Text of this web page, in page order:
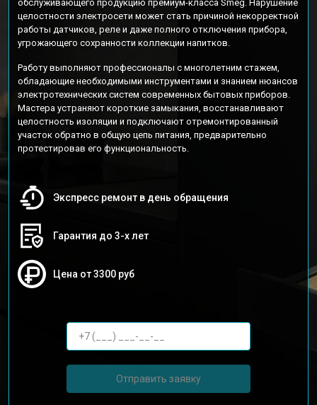
обслуживающего продукцию премиум-класса Smeg. Нарушение
целостности электросети может стать причиной некорректной
работы датчиков, реле и даже полного отключения прибора,
угрожающего сохранности коллекции напитков.
Работу выполняют профессионалы с многолетним стажем,
обладающие необходимыми инструментами и знанием нюансов
электротехнических систем современных бытовых приборов.
Мастера устраняют короткие замыкания, восстанавливают
целостность изоляции и подключают отремонтированный
участок обратно в общую цепь питания, предварительно
протестировав его функциональность.
Экспресс ремонт в день обращения
Гарантия до 3-х лет
Цена от 3300 руб
Отправить заявку